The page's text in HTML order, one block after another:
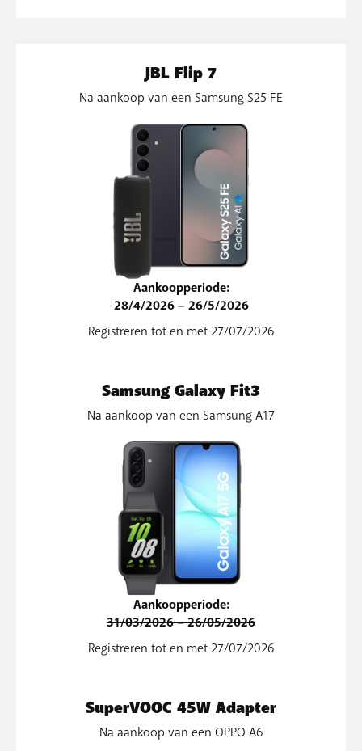
JBL Flip 7
Na aankoop van een Samsung S25 FE
Aankoopperiode:
28/4/2026 – 26/5/2026
Registreren tot en met 27/07/2026
Samsung Galaxy Fit3
Na aankoop van een Samsung A17
Aankoopperiode:
31/03/2026 – 26/05/2026
Registreren tot en met 27/07/2026
SuperVOOC 45W Adapter
Na aankoop van een OPPO A6